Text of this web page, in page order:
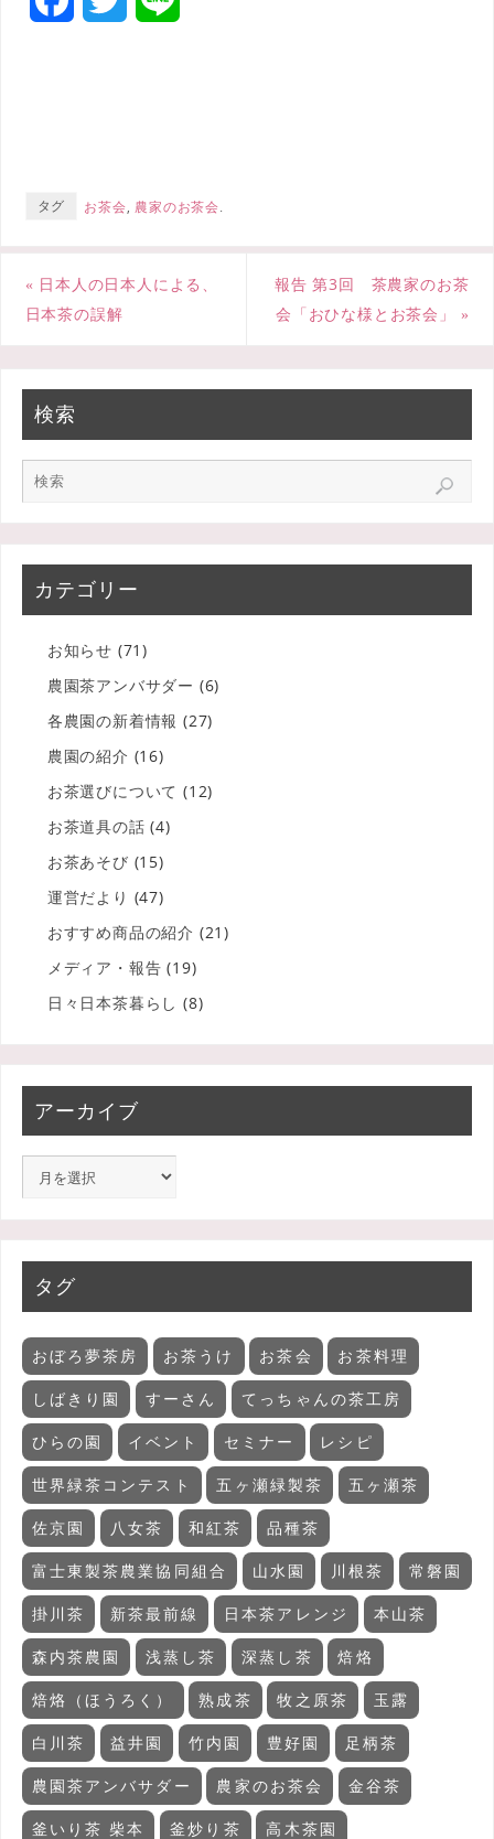
o
k
e
タグ お茶会, 農家のお茶会.
« 日本人の日本人による、
日本茶の誤解
報告 第3回 茶農家のお茶
会「おひな様とお茶会」 »
検索
カテゴリー
お知らせ (71)
農園茶アンバサダー (6)
各農園の新着情報 (27)
農園の紹介 (16)
お茶選びについて (12)
お茶道具の話 (4)
お茶あそび (15)
運営だより (47)
おすすめ商品の紹介 (21)
メディア・報告 (19)
日々日本茶暮らし (8)
アーカイブ
タグ
おぼろ夢茶房 お茶うけ お茶会 お茶料理
しばきり園 すーさん てっちゃんの茶工房
ひらの園 イベント セミナー レシピ
世界緑茶コンテスト 五ヶ瀬緑製茶 五ヶ瀬茶
佐京園 八女茶 和紅茶 品種茶
富士東製茶農業協同組合 山水園 川根茶 常磐園
掛川茶 新茶最前線 日本茶アレンジ 本山茶
森内茶農園 浅蒸し茶 深蒸し茶 焙烙
焙烙（ほうろく） 熟成茶 牧之原茶 玉露
白川茶 益井園 竹内園 豊好園 足柄茶
農園茶アンバサダー 農家のお茶会 金谷茶
釜いり茶 柴本 釜炒り茶 高木茶園